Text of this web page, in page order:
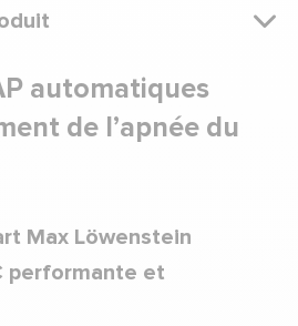
automatiques
de l’apnée du
Max Löwenstein
performante et